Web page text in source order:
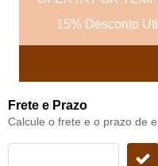
15% Desconto
Frete e Prazo
Calcule o frete e o prazo de